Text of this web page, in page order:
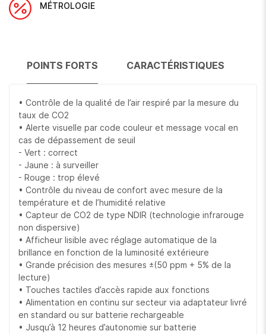
MÉTROLOGIE
POINTS FORTS CARACTÉRISTIQUES
• Contrôle de la qualité de l’air respiré par la mesure du
taux de CO2
• Alerte visuelle par code couleur et message vocal en
cas de dépassement de seuil
- Vert : correct
- Jaune : à surveiller
- Rouge : trop élevé
• Contrôle du niveau de confort avec mesure de la
température et de l’humidité relative
• Capteur de CO2 de type NDIR (technologie infrarouge
non dispersive)
• Afficheur lisible avec réglage automatique de la
brillance en fonction de la luminosité extérieure
• Grande précision des mesures ±(50 ppm + 5% de la
lecture)
• Touches tactiles d’accès rapide aux fonctions
• Alimentation en continu sur secteur via adaptateur livré
en standard ou sur batterie rechargeable
• Jusqu’à 12 heures d’autonomie sur batterie